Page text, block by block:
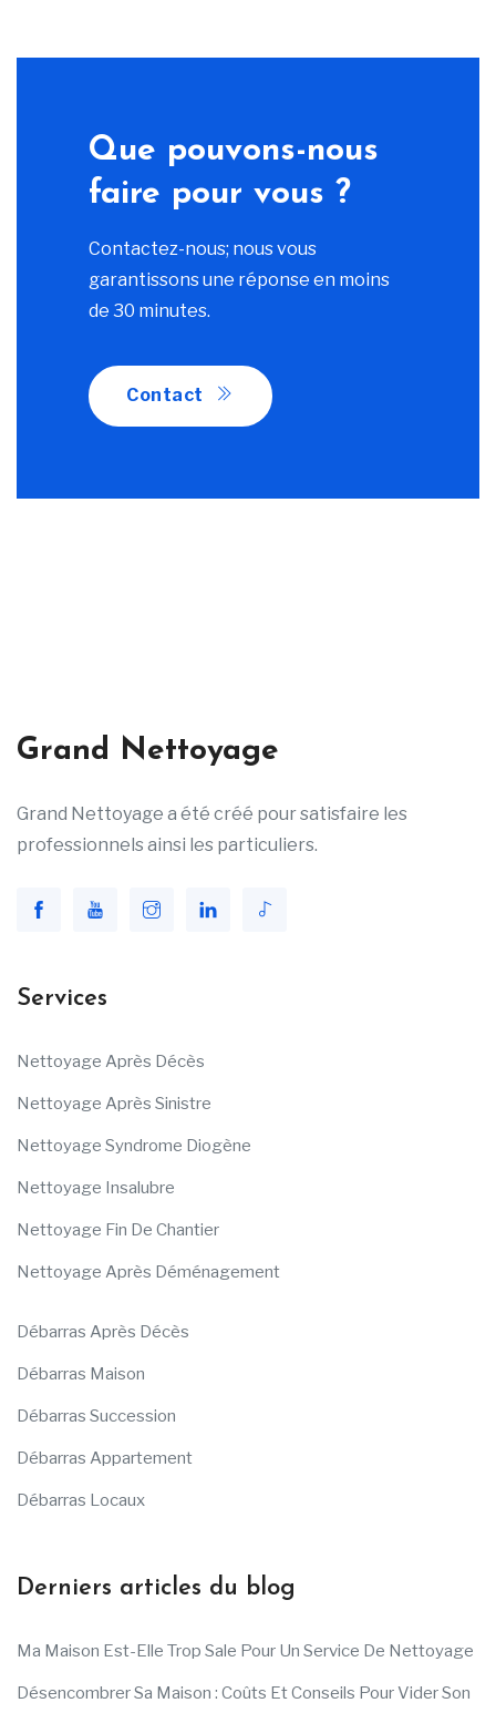
Que pouvons-nous
faire pour vous ?
Contactez-nous; nous vous
garantissons une réponse en moins
de 30 minutes.
Contact
Grand Nettoyage
Grand Nettoyage a été créé pour satisfaire les
professionnels ainsi les particuliers.
Services
Nettoyage Après Décès
Nettoyage Après Sinistre
Nettoyage Syndrome Diogène
Nettoyage Insalubre
Nettoyage Fin De Chantier
Nettoyage Après Déménagement
Débarras Après Décès
Débarras Maison
Débarras Succession
Débarras Appartement
Débarras Locaux
Derniers articles du blog
Ma Maison Est-Elle Trop Sale Pour Un Service De Nettoyage
Désencombrer Sa Maison : Coûts Et Conseils Pour Vider Son